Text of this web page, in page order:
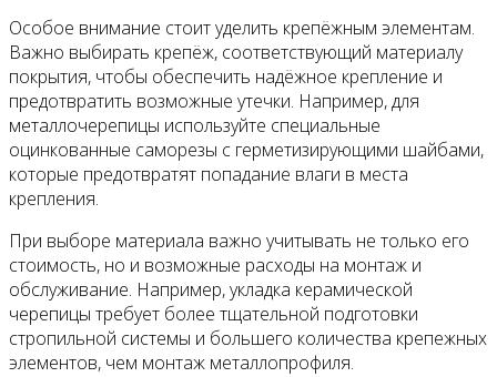
Особое внимание стоит уделить крепёжным элементам.
Важно выбирать крепёж, соответствующий материалу
покрытия, чтобы обеспечить надёжное крепление и
предотвратить возможные утечки. Например, для
металлочерепицы используйте специальные
оцинкованные саморезы с герметизирующими шайбами,
которые предотвратят попадание влаги в места
крепления.
При выборе материала важно учитывать не только его
стоимость, но и возможные расходы на монтаж и
обслуживание. Например, укладка керамической
черепицы требует более тщательной подготовки
стропильной системы и большего количества крепежных
элементов, чем монтаж металлопрофиля.